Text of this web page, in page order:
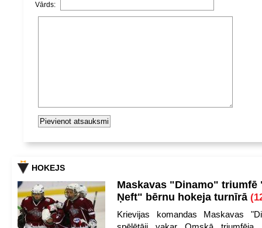
Vārds:
HOKEJS
Maskavas "Dinamo" triumfē
Ņeft" bērnu hokeja turnīrā
Krievijas komandas Maskavas